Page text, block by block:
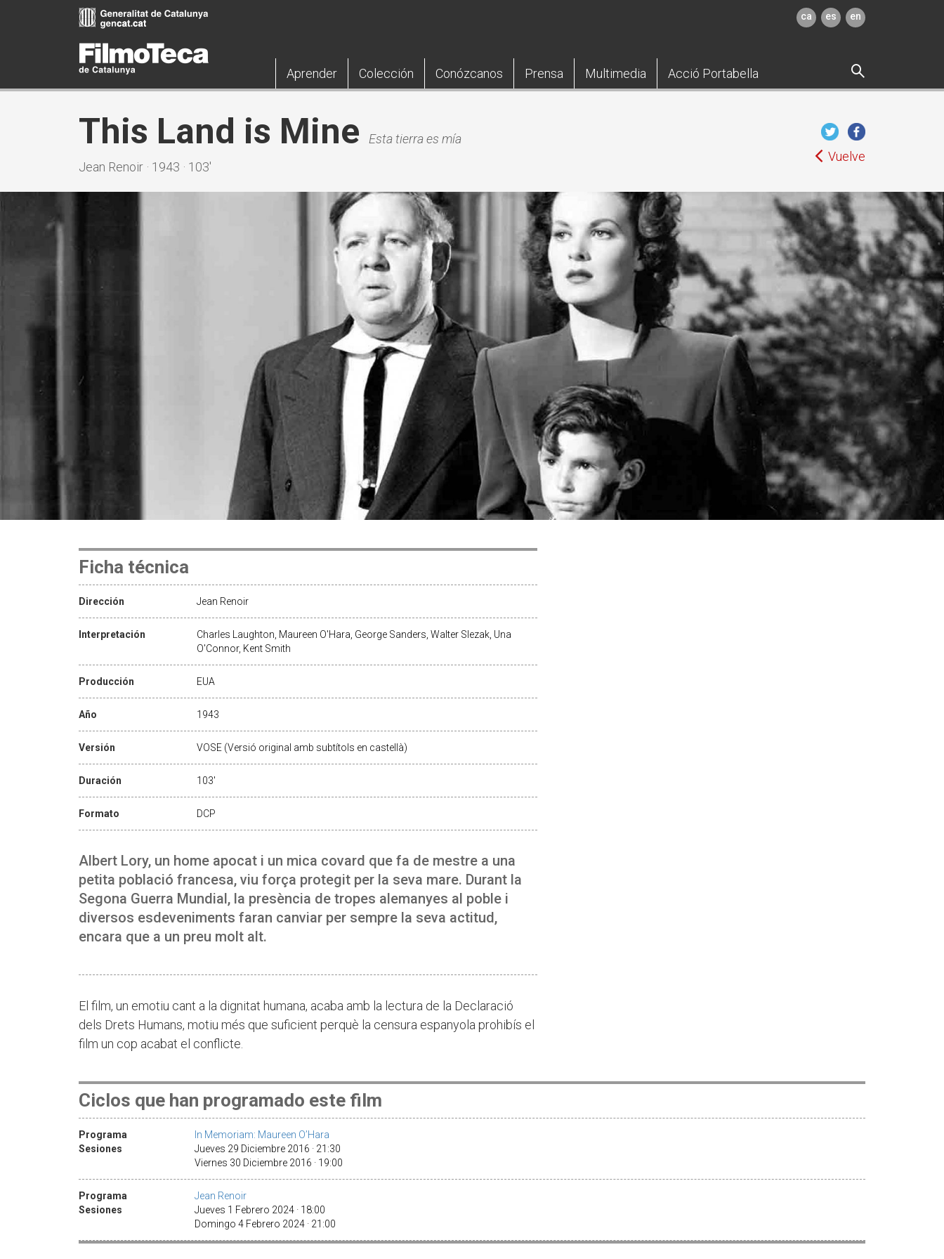
ca es en
Aprender Colección Conózcanos Prensa Multimedia Acció Portabella
This Land is Mine
Esta tierra es mía
Jean Renoir · 1943 · 103'
Vuelve
Ficha técnica
Dirección Jean Renoir
Interpretación
Charles Laughton, Maureen O'Hara, George Sanders, Walter Slezak, Una
O'Connor, Kent Smith
Producción EUA
Año 1943
Versión VOSE (Versió original amb subtítols en castellà)
Duración 103'
Formato DCP
Albert Lory, un home apocat i un mica covard que fa de mestre a una
petita població francesa, viu força protegit per la seva mare. Durant la
Segona Guerra Mundial, la presència de tropes alemanyes al poble i
diversos esdeveniments faran canviar per sempre la seva actitud,
encara que a un preu molt alt.
El film, un emotiu cant a la dignitat humana, acaba amb la lectura de la Declaració
dels Drets Humans, motiu més que suficient perquè la censura espanyola prohibís el
film un cop acabat el conflicte.
Ciclos que han programado este film
Programa
In Memoriam: Maureen O’Hara
Sesiones
Jueves 29 Diciembre 2016 · 21:30
Viernes 30 Diciembre 2016 · 19:00
Programa
Jean Renoir
Sesiones
Jueves 1 Febrero 2024 · 18:00
Domingo 4 Febrero 2024 · 21:00